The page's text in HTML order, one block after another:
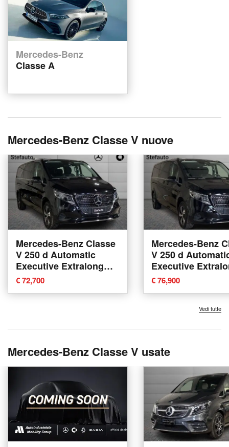
Mercedes-Benz
Classe A
Mercedes-Benz Classe V nuove
Mercedes-Benz Classe
V 250 d Automatic
Executive Extralong
nuova a Bologna
€ 72,700
Mercedes-Benz
V 250 d
Executive
nuova a Bologna
€ 76,900
Vedi tutte
Mercedes-Benz Classe V usate